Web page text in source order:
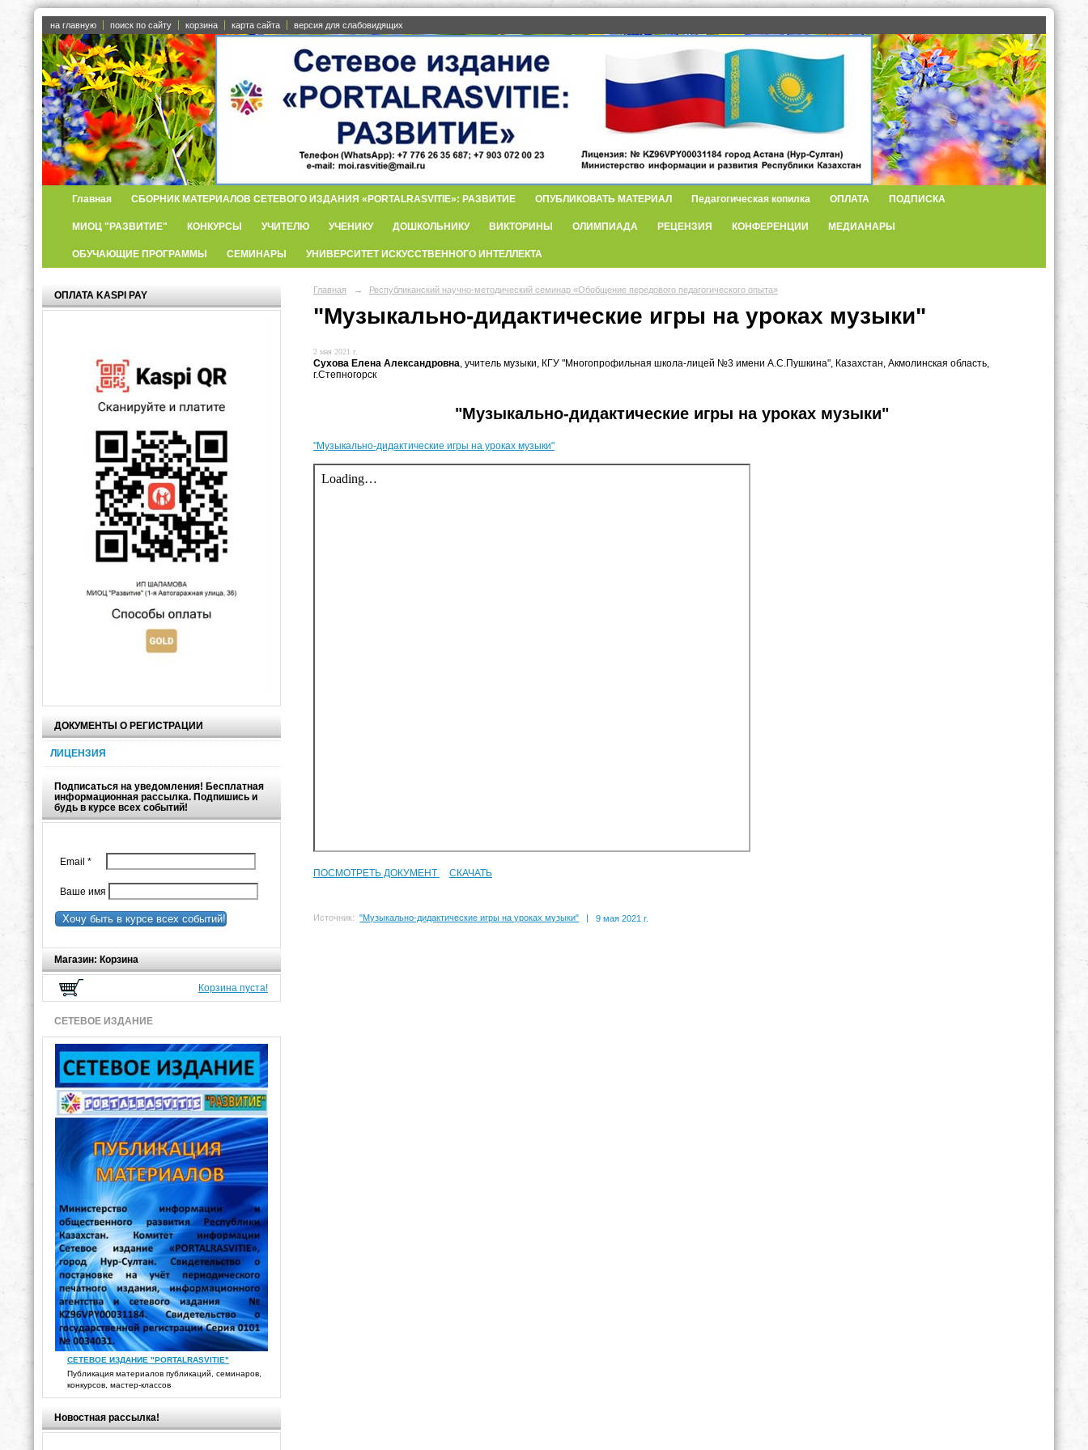
на главную поиск по сайту корзина карта сайта версия для слабовидящих
Главная СБОРНИК МАТЕРИАЛОВ СЕТЕВОГО ИЗДАНИЯ «PORTALRASVITIE»: РАЗВИТИЕ ОПУБЛИКОВАТЬ МАТЕРИАЛ Педагогическая копилка ОПЛАТА ПОДПИСКА
МИОЦ "РАЗВИТИЕ" КОНКУРСЫ УЧИТЕЛЮ УЧЕНИКУ ДОШКОЛЬНИКУ ВИКТОРИНЫ ОЛИМПИАДА РЕЦЕНЗИЯ КОНФЕРЕНЦИИ МЕДИАНАРЫ
ОБУЧАЮЩИЕ ПРОГРАММЫ СЕМИНАРЫ УНИВЕРСИТЕТ ИСКУССТВЕННОГО ИНТЕЛЛЕКТА
ОПЛАТА KASPI PAY
ДОКУМЕНТЫ О РЕГИСТРАЦИИ
ЛИЦЕНЗИЯ
Подписаться на уведомления! Бесплатная
информационная рассылка. Подпишись и
будь в курсе всех событий!
Email *
Ваше имя
Хочу быть в курсе всех событий!
Магазин: Корзина
Корзина пуста!
СЕТЕВОЕ ИЗДАНИЕ
СЕТЕВОЕ ИЗДАНИЕ "PORTALRASVITIE"
Публикация материалов публикаций, семинаров,
конкурсов, мастер-классов
Новостная рассылка!
Главная → Республиканский научно-методический семинар «Обобщение передового педагогического опыта»
"Музыкально-дидактические игры на уроках музыки"
2 мая 2021 г.
Сухова Елена Александровна , учитель музыки, КГУ "Многопрофильная школа-лицей №3 имени А.С.Пушкина", Казахстан, Акмолинская область,
г.Степногорск
"Музыкально-дидактические игры на уроках музыки"
"Музыкально-дидактические игры на уроках музыки"
ПОСМОТРЕТЬ ДОКУМЕНТ СКАЧАТЬ
Источник: "Музыкально-дидактические игры на уроках музыки" | 9 мая 2021 г.